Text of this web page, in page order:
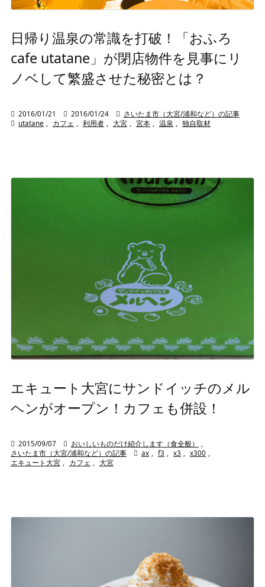
日帰り温泉の常識を打破！「おふろ
cafe utatane」が閉店物件を見事にリ
ノベして繁盛させた秘密とは？
 2016/01/21  2016/01/24  さいたま市（大宮/浦和など）の記事
 utatane カフェ 利用者 大宮 宮本 温泉 独自取材
エキュート大宮にサンドイッチのメル
ヘンがオープン！カフェも併設！
 2015/09/07  おいしいものだけ紹介します（食全般）
,
さいたま市（大宮/浦和など）の記事
 ax , f3 , x3 , x300 ,
エキュート大宮 , カフェ , 大宮